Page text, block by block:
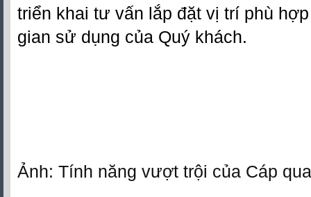
triển khai tư vấn lắp đặt vị trí phù
gian sử dụng của Quý khách.
Ảnh: Tính năng vượt trội của Cáp